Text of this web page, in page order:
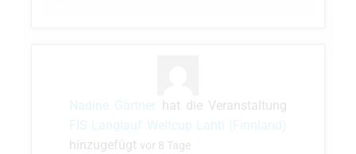
Nadine Gärtner hat die Veranstaltung
FIS Langlauf Weltcup Lahti (Finnland)
hinzugefügt vor 8 Tage